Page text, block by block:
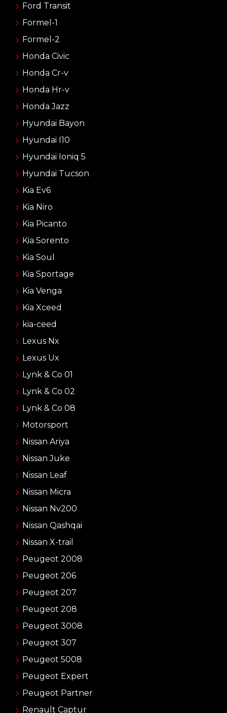
Ford Transit
Formel-1
Formel-2
Honda Civic
Honda Cr-v
Honda Hr-v
Honda Jazz
Hyundai Bayon
Hyundai I10
Hyundai Ioniq 5
Hyundai Tucson
Kia Ev6
Kia Niro
Kia Picanto
Kia Sorento
Kia Soul
Kia Sportage
Kia Venga
Kia Xceed
kia-ceed
Lexus Nx
Lexus Ux
Lynk & Co 01
Lynk & Co 02
Lynk & Co 08
Motorsport
Nissan Ariya
Nissan Juke
Nissan Leaf
Nissan Micra
Nissan Nv200
Nissan Qashqai
Nissan X-trail
Peugeot 2008
Peugeot 206
Peugeot 207
Peugeot 208
Peugeot 3008
Peugeot 307
Peugeot 5008
Peugeot Expert
Peugeot Partner
Renault Captur